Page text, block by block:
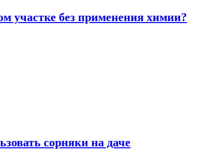
участке без применения химии?
сорняки на даче